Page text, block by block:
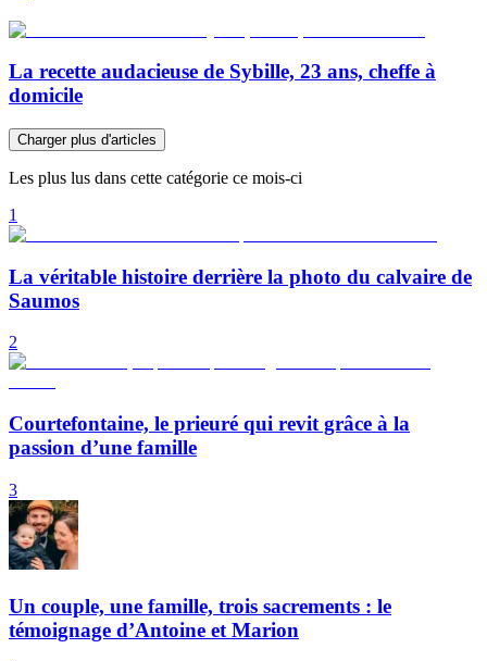
La recette audacieuse de Sybille, 23 ans, cheffe à
domicile
Charger plus d'articles
Les plus lus dans cette catégorie ce mois-ci
1
La véritable histoire derrière la photo du calvaire de
Saumos
2
Courtefontaine, le prieuré qui revit grâce à la
passion d’une famille
3
Un couple, une famille, trois sacrements : le
témoignage d’Antoine et Marion